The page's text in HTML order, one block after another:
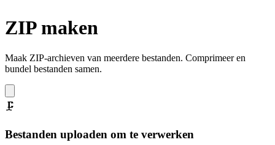
ZIP maken
Maak ZIP-archieven van meerdere bestanden. Comprimeer en
bundel bestanden samen.
🗜️
Bestanden uploaden om te verwerken